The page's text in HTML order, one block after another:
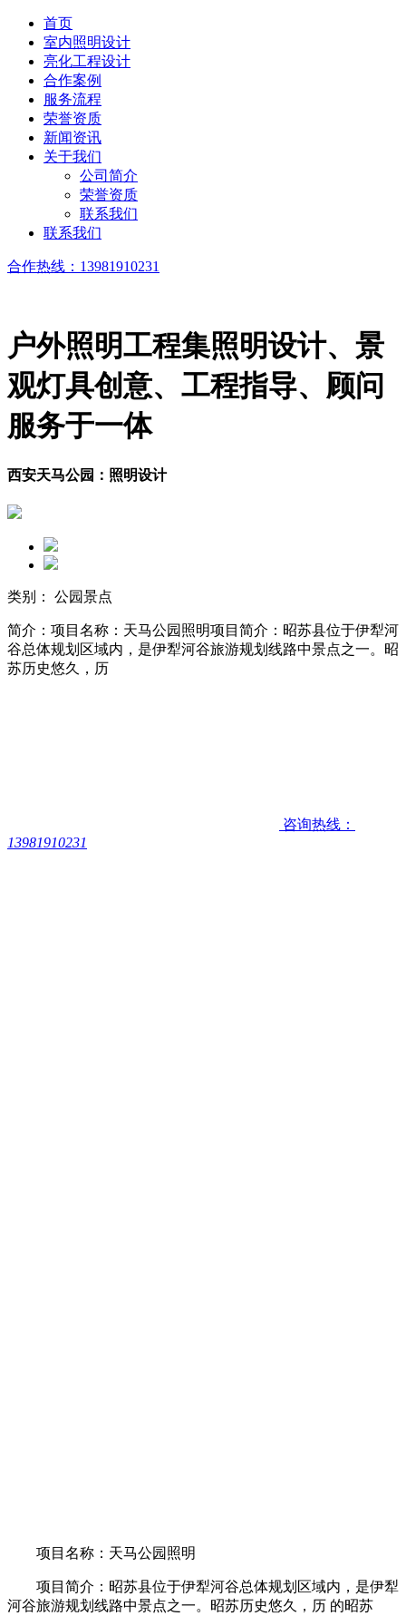
首页
室内照明设计
亮化工程设计
合作案例
服务流程
荣誉资质
新闻资讯
关于我们
公司简介
荣誉资质
联系我们
联系我们
合作热线： 13981910231
户外照明工程集照明设计、景
观灯具创意、工程指导、顾问
服务于一体
西安天马公园：照明设计
类别： 公园景点
简介：项目名称：天马公园照明项目简介：昭苏县位于伊犁河
谷总体规划区域内，是伊犁河谷旅游规划线路中景点之一。昭
苏历史悠久，历
咨询热线：
13981910231
项目名称：天马公园照明
项目简介：昭苏县位于伊犁河谷总体规划区域内，是伊犁
河谷旅游规划线路中景点之一。昭苏历史悠久，历 的昭苏